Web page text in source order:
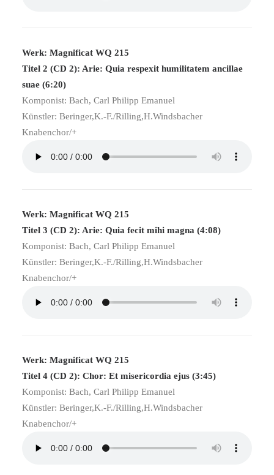
Werk: Magnificat WQ 215
Titel 2 (CD 2): Arie: Quia respexit humilitatem ancillae
suae (6:20)
Komponist: Bach, Carl Philipp Emanuel
Künstler: Beringer,K.-F./Rilling,H.Windsbacher
Knabenchor/+
Werk: Magnificat WQ 215
Titel 3 (CD 2): Arie: Quia fecit mihi magna (4:08)
Komponist: Bach, Carl Philipp Emanuel
Künstler: Beringer,K.-F./Rilling,H.Windsbacher
Knabenchor/+
Werk: Magnificat WQ 215
Titel 4 (CD 2): Chor: Et misericordia ejus (3:45)
Komponist: Bach, Carl Philipp Emanuel
Künstler: Beringer,K.-F./Rilling,H.Windsbacher
Knabenchor/+